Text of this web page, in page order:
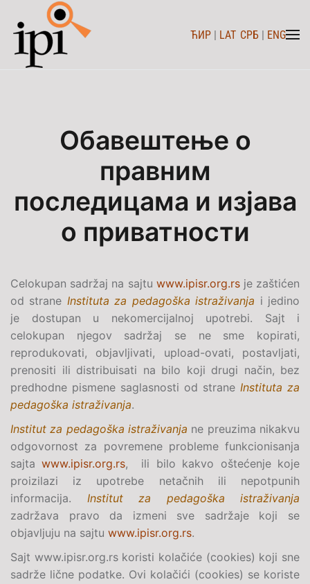
Skip to main content ЋИР | LAT СРБ | ENG
Обавештење о
правним
последицама и изјава
о приватности
Celokupan sadržaj na sajtu www.ipisr.org.rsje zaštićen
od strane Instituta za pedagoška istraživanja i jedino
je dostupan u nekomercijalnoj upotrebi. Sajt i
celokupan njegov sadržaj se ne sme kopirati,
reprodukovati, objavljivati, upload-ovati, postavljati,
prenositi ili distribuisati na bilo koji drugi način, bez
predhodne pismene saglasnosti od strane Instituta za
pedagoška istraživanja.
Institut za pedagoška istraživanja ne preuzima nikakvu
odgovornost za povremene probleme funkcionisanja
sajtawww.ipisr.org.rs, ili bilo kakvo oštećenje koje
proizilazi iz upotrebe netačnih ili nepotpunih
informacija. Institut za pedagoška istraživanja
zadržava pravo da izmeni sve sadržaje koji se
objavljuju na sajtu www.ipisr.org.rs.
Sajt www.ipisr.org.rs koristi kolačiće (cookies) koji sne
sadrže lične podatke. Ovi kolačići (cookies) se koriste